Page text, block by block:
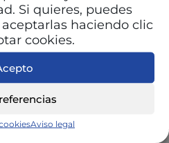
Si quieres, puedes
haciendo clic
cookies.
Aviso legalMADRID